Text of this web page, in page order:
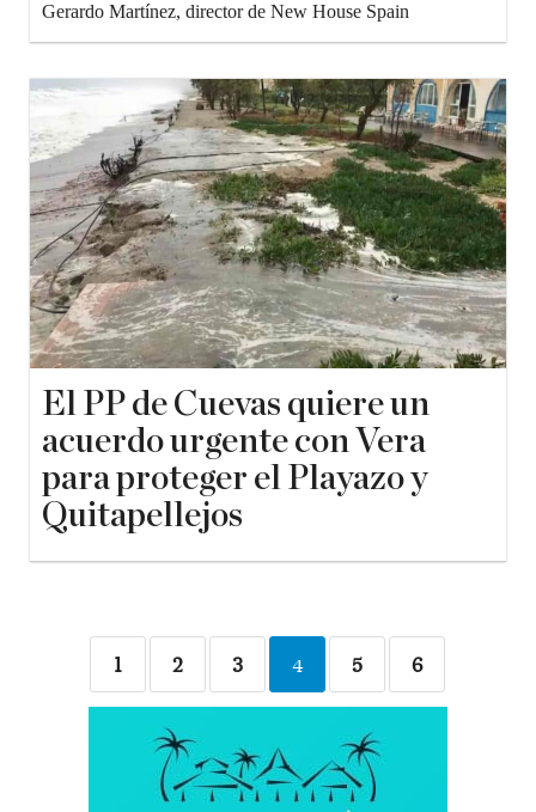
Gerardo Martínez, director de New House Spain
El PP de Cuevas quiere un
acuerdo urgente con Vera
para proteger el Playazo y
Quitapellejos
1 2 3 4 5 6